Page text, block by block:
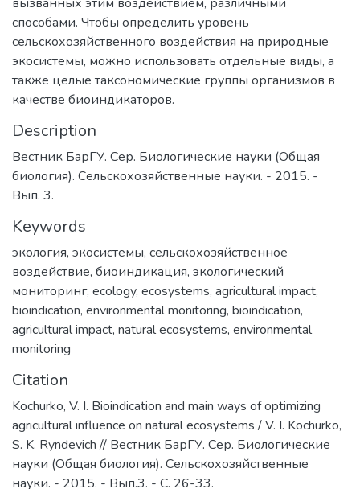
способами. Чтобы определить уровень
сельскохозяйственного воздействия на природные
экосистемы, можно использовать отдельные виды, а
также целые таксономические группы организмов в
качестве биоиндикаторов.
Description
Вестник БарГУ. Сер. Биологические науки (Общая
биология). Сельскохозяйственные науки. - 2015. -
Вып. 3.
Keywords
экология, экосистемы, сельскохозяйственное
воздействие, биоиндикация, экологический
мониторинг, ecology, ecosystems, agricultural impact,
bioindication, environmental monitoring, bioindication,
agricultural impact, natural ecosystems, environmental
monitoring
Citation
Kochurko, V. I. Bioindication and main ways of optimizing
agricultural influence on natural ecosystems / V. I. Kochurko,
S. K. Ryndevich // Вестник БарГУ. Сер. Биологические
науки (Общая биология). Сельскохозяйственные
науки. - 2015. - Вып.3. - С. 26-33.